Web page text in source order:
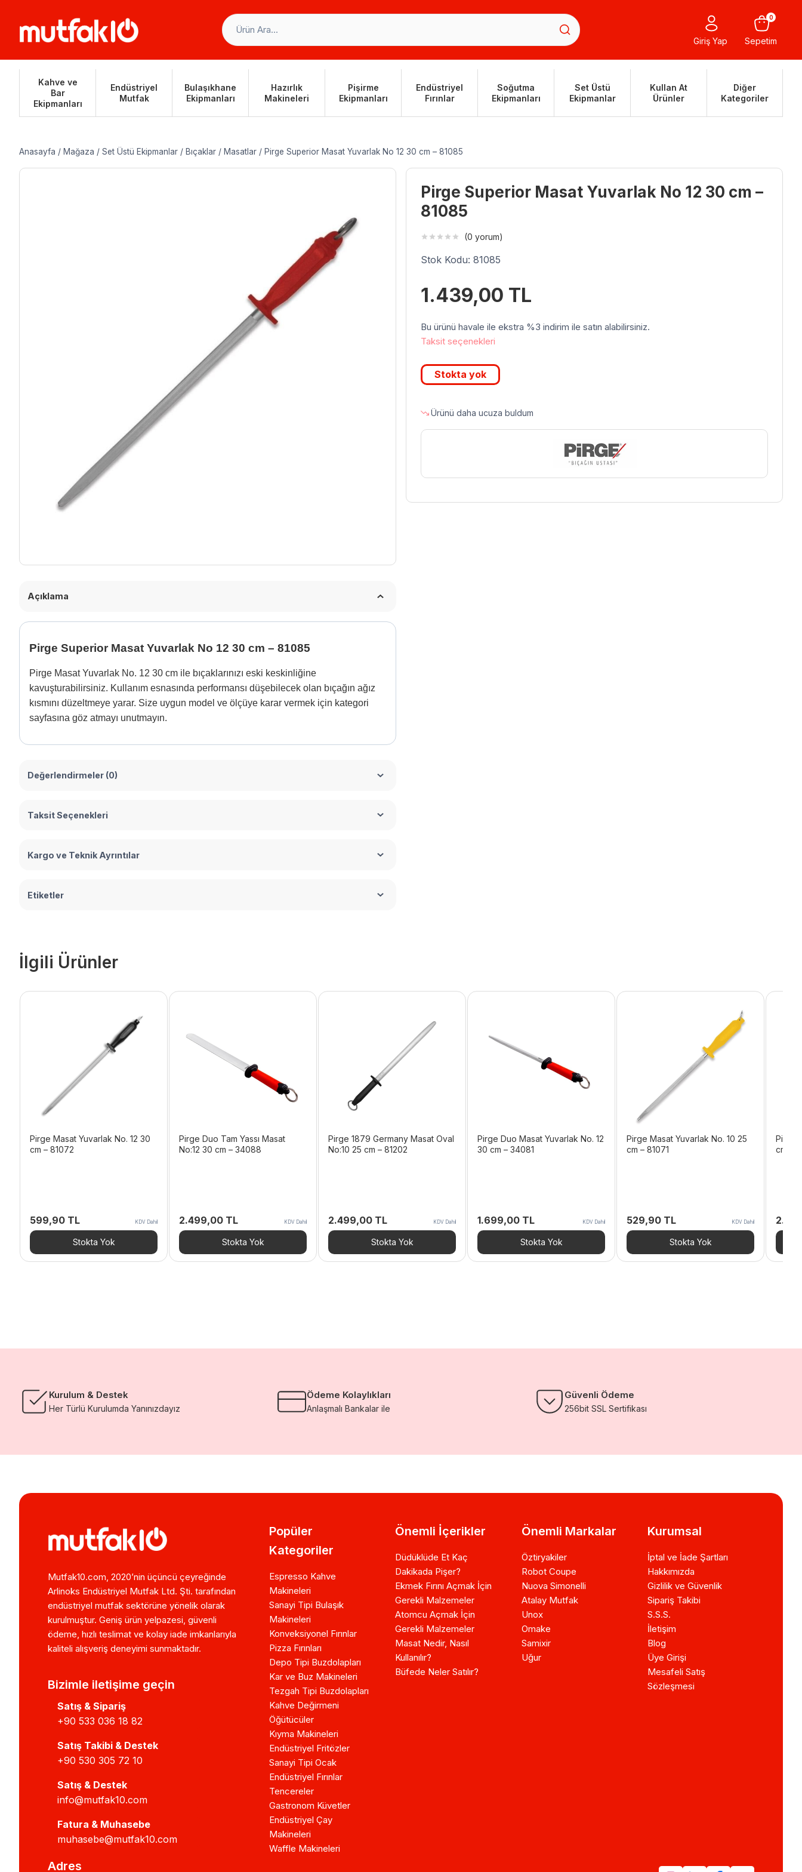
Giriş Yap Sepetim
0
Kahve ve
Bar
Ekipmanları
Endüstriyel
Mutfak
Bulaşıkhane
Ekipmanları
Hazırlık
Makineleri
Pişirme
Ekipmanları
Endüstriyel
Fırınlar
Soğutma
Ekipmanları
Set Üstü
Ekipmanlar
Kullan At
Ürünler
Diğer
Kategoriler
Anasayfa / Mağaza / Set Üstü Ekipmanlar / Bıçaklar / Masatlar / Pirge Superior Masat Yuvarlak No 12 30 cm – 81085
Açıklama
Pirge Superior Masat Yuvarlak No 12 30 cm – 81085
Pirge Masat Yuvarlak No. 12 30 cm ile bıçaklarınızı eski keskinliğine
kavuşturabilirsiniz. Kullanım esnasında performansı düşebilecek olan bıçağın ağız
kısmını düzeltmeye yarar. Size uygun model ve ölçüye karar vermek için kategori
sayfasına göz atmayı unutmayın.
Değerlendirmeler (0)
Taksit Seçenekleri
Kargo ve Teknik Ayrıntılar
Etiketler
Pirge Superior Masat Yuvarlak No 12 30 cm –
81085
(0 yorum)
Stok Kodu: 81085
1.439,00 TL
Bu ürünü havale ile ekstra %3 indirim ile satın alabilirsiniz.
Taksit seçenekleri
Stokta yok
Ürünü daha ucuza buldum
İlgili Ürünler
Pirge Masat Yuvarlak No. 12 30
cm – 81072
599,90 TL KDV Dahil
Stokta Yok
Pirge Duo Tam Yassı Masat
No:12 30 cm – 34088
2.499,00 TL KDV Dahil
Stokta Yok
Pirge 1879 Germany Masat Oval
No:10 25 cm – 81202
2.499,00 TL KDV Dahil
Stokta Yok
Pirge Duo Masat Yuvarlak No. 12
30 cm – 34081
1.699,00 TL KDV Dahil
Stokta Yok
Pirge Masat Yuvarlak No. 10 25
cm – 81071
529,90 TL KDV Dahil
Stokta Yok
Pirge
cm –
Kurulum & Destek
Her Türlü Kurulumda Yanınızdayız
Ödeme Kolaylıkları
Anlaşmalı Bankalar ile
Güvenli Ödeme
256bit SSL Sertifikası
Mutfak10.com, 2020’nin üçüncü çeyreğinde
Arlinoks Endüstriyel Mutfak Ltd. Şti. tarafından
endüstriyel mutfak sektörüne yönelik olarak
kurulmuştur. Geniş ürün yelpazesi, güvenli
ödeme, hızlı teslimat ve kolay iade imkanlarıyla
kaliteli alışveriş deneyimi sunmaktadır.
Bizimle iletişime geçin
Satış & Sipariş
+90 533 036 18 82
Satış Takibi & Destek
+90 530 305 72 10
Satış & Destek
info@mutfak10.com
Fatura & Muhasebe
muhasebe@mutfak10.com
Adres
Popüler
Kategoriler
Espresso Kahve
Makineleri
Sanayi Tipi Bulaşık
Makineleri
Konveksiyonel Fırınlar
Pizza Fırınları
Depo Tipi Buzdolapları
Kar ve Buz Makineleri
Tezgah Tipi Buzdolapları
Kahve Değirmeni
Öğütücüler
Kıyma Makineleri
Endüstriyel Fritözler
Sanayi Tipi Ocak
Endüstriyel Fırınlar
Tencereler
Gastronom Küvetler
Endüstriyel Çay
Makineleri
Waffle Makineleri
Önemli İçerikler
Düdüklüde Et Kaç
Dakikada Pişer?
Ekmek Fırını Açmak İçin
Gerekli Malzemeler
Atomcu Açmak İçin
Gerekli Malzemeler
Masat Nedir, Nasıl
Kullanılır?
Büfede Neler Satılır?
Önemli Markalar
Öztiryakiler
Robot Coupe
Nuova Simonelli
Atalay Mutfak
Unox
Omake
Samixir
Uğur
Kurumsal
İptal ve İade Şartları
Hakkımızda
Gizlilik ve Güvenlik
Sipariş Takibi
S.S.S.
İletişim
Blog
Üye Girişi
Mesafeli Satış
Sözleşmesi